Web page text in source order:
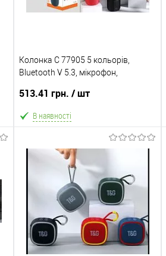
Колонка C 77905 5 кольорів,
Bluetooth V 5.3, мікрофон,
type-С, USB, вбудований
акумулятор 3,7V, в коробці, ВИДАЄ
513.41 грн. / шт
В наявності
В кошик
В обране Порівняння
Склад зберігання
Одеса №4
Доставка/Оплата